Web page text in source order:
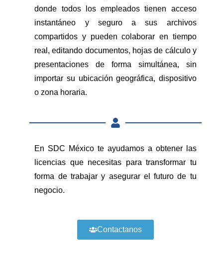
donde todos los empleados tienen acceso
instantáneo y seguro a sus archivos
compartidos y pueden colaborar en tiempo
real, editando documentos, hojas de cálculo y
presentaciones de forma simultánea, sin
importar su ubicación geográfica, dispositivo
o zona horaria.
En SDC México te ayudamos a obtener las
licencias que necesitas para transformar tu
forma de trabajar y asegurar el futuro de tu
negocio.
Contactanos